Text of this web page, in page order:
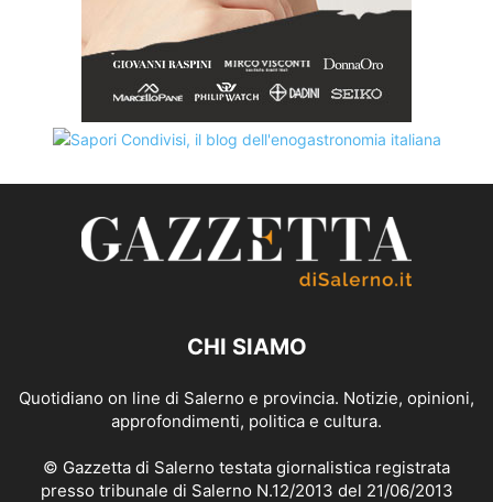
CHI SIAMO
Quotidiano on line di Salerno e provincia. Notizie, opinioni,
approfondimenti, politica e cultura.
© Gazzetta di Salerno testata giornalistica registrata
presso tribunale di Salerno N.12/2013 del 21/06/2013